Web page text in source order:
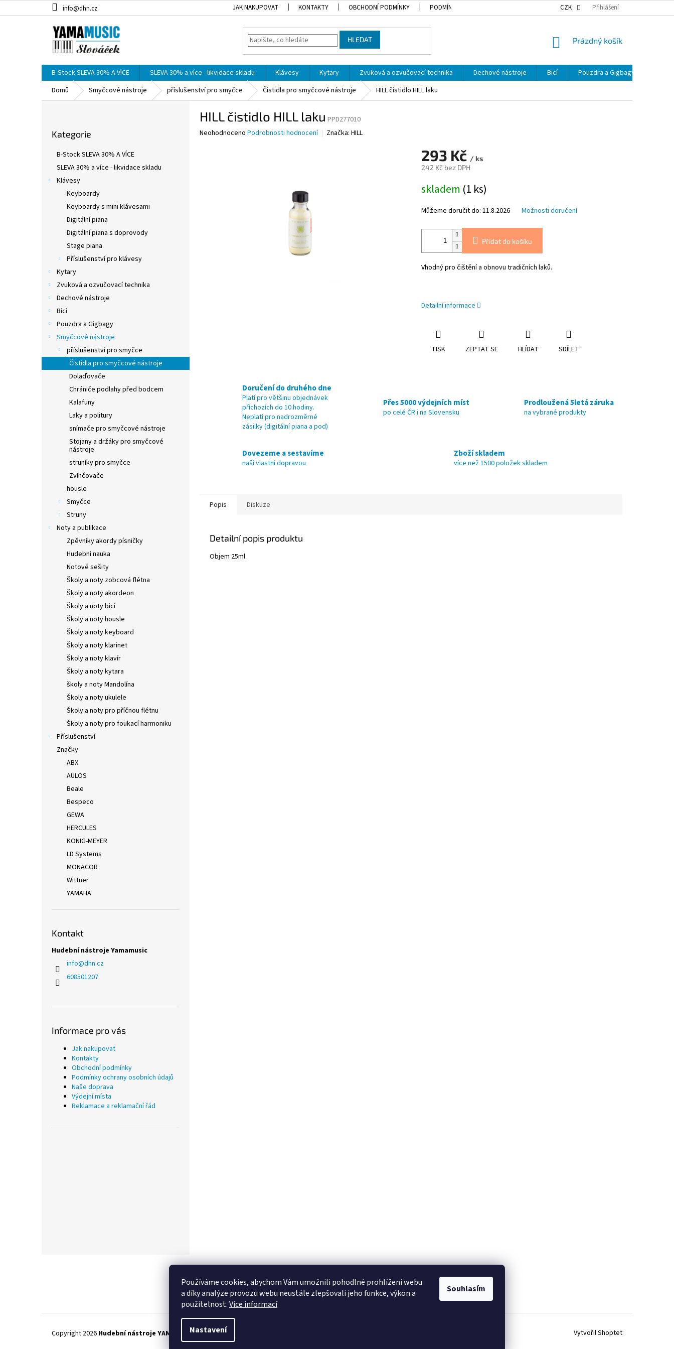
Používáme cookies, abychom Vám umožnili pohodlné prohlížení webu
a díky analýze provozu webu neustále zlepšovali jeho funkce, výkon a
použitelnost.Více informací
Nastavení
Souhlasím
na
info@dhn.cz JAK NAKUPOVAT KONTAKTY OBCHODNÍ PODMÍNKY PODMÍNKY OCHRANY OSOBNÍCH ÚDAJŮ NAŠE DOPRAVA
CZK Přihlášení
HLEDAT
NÁKUPNÍ
Prázdný košík
B-Stock SLEVA 30% A VÍCE SLEVA 30% a více - likvidace skladu Klávesy Kytary Zvuková a ozvučovací technika Dechové nástroje Bicí Pouzdra a Gigbagy
Domů
Smyčcové nástroje příslušenství pro smyčce Čistidla pro smyčcové nástroje HILL čistidlo HILL laku
kategorie
Kategorie
B-Stock SLEVA 30% A VÍCE
SLEVA 30% a více - likvidace skladu
Klávesy
Keyboardy
Keyboardy s mini klávesami
Digitální piana
Digitální piana s doprovody
Stage piana
Příslušenství pro klávesy
Kytary
Zvuková a ozvučovací technika
Dechové nástroje
Bicí
Pouzdra a Gigbagy
Smyčcové nástroje
příslušenství pro smyčce
Čistidla pro smyčcové nástroje
Dolaďovače
Chrániče podlahy před bodcem
Kalafuny
Laky a politury
snímače pro smyčcové nástroje
Stojany a držáky pro smyčcové
nástroje
struníky pro smyčce
Zvlhčovače
housle
Smyčce
Struny
Noty a publikace
Zpěvníky akordy písničky
Hudební nauka
Notové sešity
Školy a noty zobcová flétna
Školy a noty akordeon
Školy a noty bicí
Školy a noty housle
Školy a noty keyboard
Školy a noty klarinet
Školy a noty klavír
Školy a noty kytara
školy a noty Mandolína
Školy a noty ukulele
Školy a noty pro příčnou flétnu
Školy a noty pro foukací harmoniku
Příslušenství
Značky
ABX
AULOS
Beale
Bespeco
GEWA
HERCULES
KONIG-MEYER
LD Systems
MONACOR
Wittner
YAMAHA
Kontakt
Hudební nástroje Yamamusic
info@dhn.cz
608501207
Informace pro vás
Jak nakupovat
Kontakty
Obchodní podmínky
Podmínky ochrany osobních údajů
Naše doprava
Výdejní místa
Reklamace a reklamační řád
HILL čistidlo HILL laku PPD277010
Průměrné
Neohodnoceno Podrobnosti hodnocení Značka: HILL
293 Kč / ks
242 Kč bez DPH
cena:
skladem (1 ks)
Můžeme doručit do: 11.8.2026 Možnosti doručení
Přidat do košíku
Vhodný pro čištění a obnovu tradičních laků.
Detailní informace
TISK ZEPTAT SE HLÍDAT SDÍLET
Doručení do druhého dne
Platí pro většinu objednávek
příchozích do 10.hodiny.
Neplatí pro nadrozměrné
zásilky (digitální piana a pod)
Přes 5000 výdejních míst
po celé ČR i na Slovensku
Prodloužená 5letá záruka
na vybrané produkty
Dovezeme a sestavíme
naší vlastní dopravou
Zboží skladem
více než 1500 položek skladem
Popis Diskuze
Detailní popis produktu
Objem 25ml
Vytvořil Shoptet
Copyright 2026 Hudební nástroje YAMAMUSIC. Všechna práva vyhrazena.